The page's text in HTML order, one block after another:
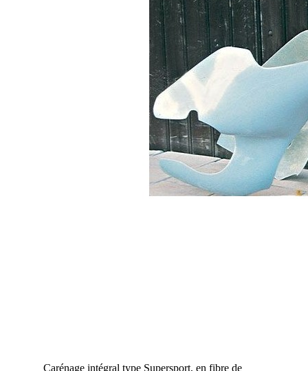
Carénage intégral type Supersport, en fibre de